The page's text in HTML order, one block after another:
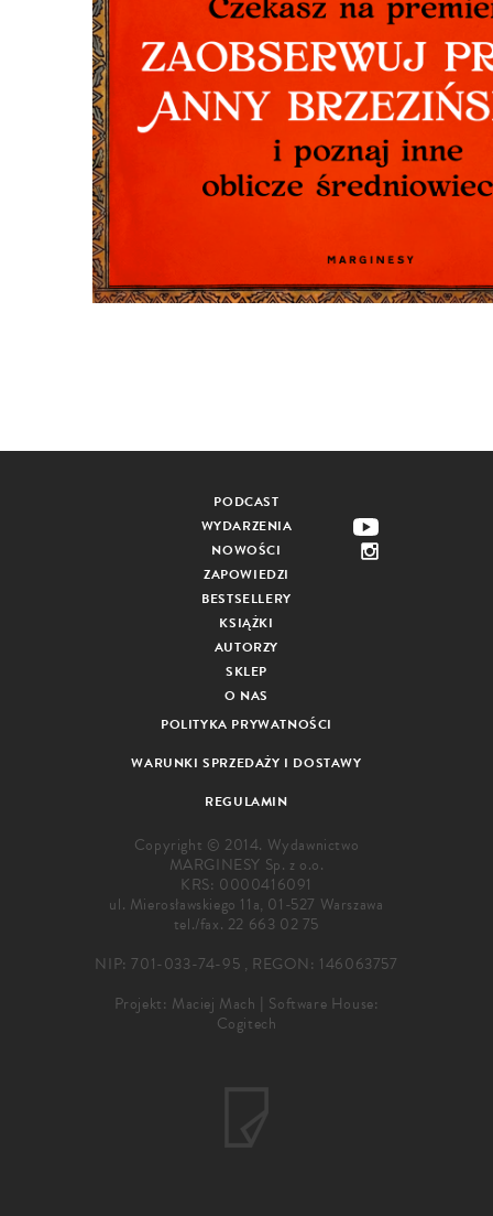
PODCAST
WYDARZENIA
NOWOŚCI
ZAPOWIEDZI
BESTSELLERY
KSIĄŻKI
AUTORZY
SKLEP
O NAS
POLITYKA PRYWATNOŚCI
WARUNKI SPRZEDAŻY I DOSTAWY
REGULAMIN
Copyright © 2014. Wydawnictwo
MARGINESY Sp. z o.o.
KRS: 0000416091
ul. Mierosławskiego 11a, 01-527 Warszawa
tel./fax. 22 663 02 75
NIP: 701-033-74-95 , REGON: 146063757
Projekt: Maciej Mach | Software House:
Cogitech